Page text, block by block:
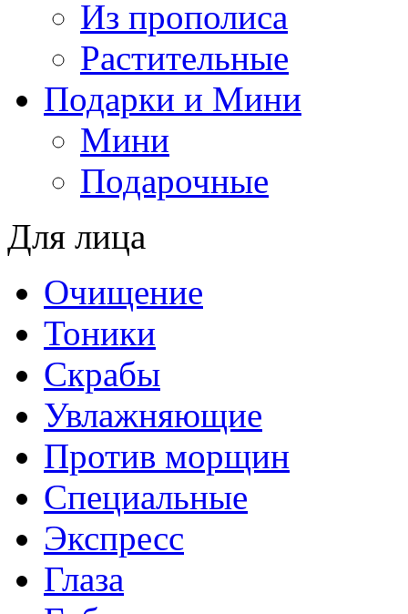
Из прополиса
Растительные
Подарки и Мини
Мини
Подарочные
Для лица
Oчищение
Тоники
Скрабы
Увлажняющие
Против морщин
Специальные
Экспресс
Глаза